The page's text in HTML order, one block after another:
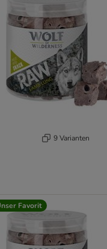
9 Varianten
Favorit